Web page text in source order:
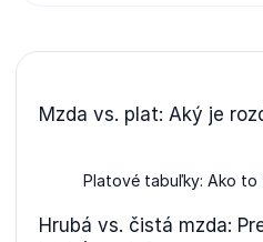
Mzda vs. plat: Aký je
Platové tabuľky: Ako to
Hrubá vs. čistá mzda: